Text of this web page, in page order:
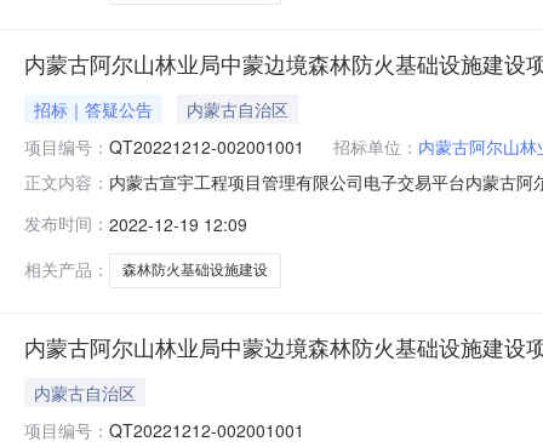
内蒙古阿尔山林业局中蒙边境森林防火基础设施建设
招标｜答疑公告
内蒙古自治区
项目编号： QT20221212-002001001 招标单位： 内蒙古阿尔山林
正文内容： 内蒙古宣宇工程项目管理有限公司电子交易平台内蒙古
发布时间： 2022-12-19 12:09
相关产品：
森林防火基础设施建设
内蒙古阿尔山林业局中蒙边境森林防火基础设施建设
内蒙古自治区
项目编号： QT20221212-002001001